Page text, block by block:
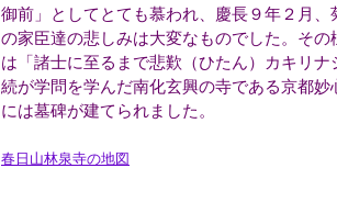
御前」としてとても慕われ、慶長９年２月
の家臣達の悲しみは大変なものでした。そ
は「諸士に至るまで悲歎（ひたん）カキリ
続が学問を学んだ南化玄興の寺である京都
には墓碑が建てられました。
春日山林泉寺の地図